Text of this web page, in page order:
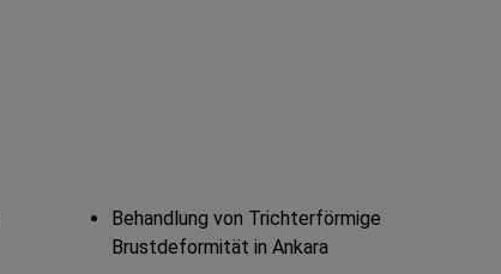
Behandlung von Trichterförmige
Brustdeformität in Ankara